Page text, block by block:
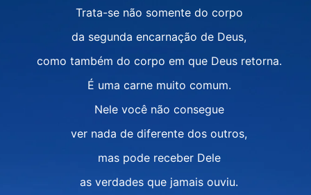
Trata-se não somente do corpo
da segunda encarnação de Deus,
como também do corpo em que Deus retorna.
É uma carne muito comum.
Nele você não consegue
ver nada de diferente dos outros,
mas pode receber Dele
as verdades que jamais ouviu.